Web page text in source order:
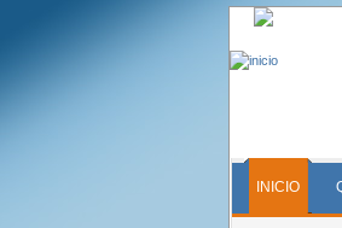
INICIO